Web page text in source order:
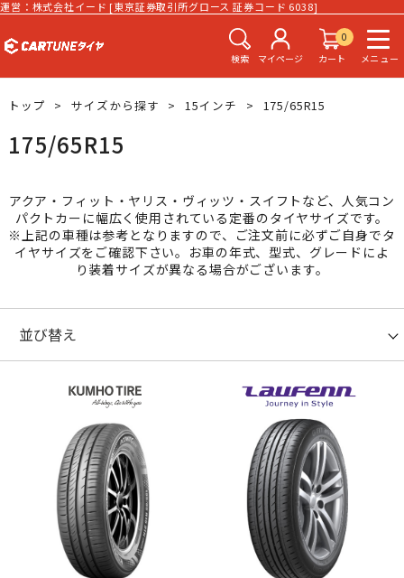
運営：株式会社イード [東京証券取引所グロース 証券コード 6038]
検索 マイページ
0
カート
メニュー
トップ サイズから探す 15インチ 175/65R15
175/65R15
アクア・フィット・ヤリス・ヴィッツ・スイフトなど、人気コン
パクトカーに幅広く使用されている定番のタイヤサイズです。
※上記の車種は参考となりますので、ご注文前に必ずご自身でタ
イヤサイズをご確認下さい。お車の年式、型式、グレードによ
り装着サイズが異なる場合がございます。